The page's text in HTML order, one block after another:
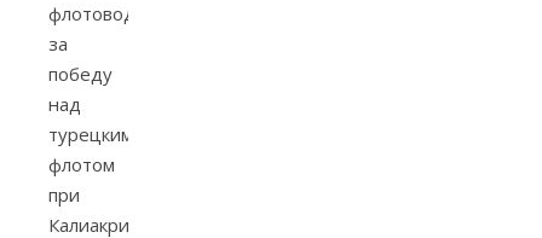
флотоводцем
за
победу
над
турецким
флотом
при
Калиакрии